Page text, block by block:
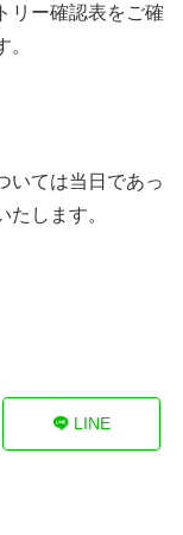
リー確認表をご確
いては当日であっ
します。
LINE